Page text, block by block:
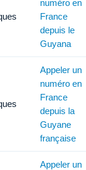
numéro en
France
depuis le
Guyana
Appeler un
numéro en
France
depuis la
Guyane
française
Appeler un